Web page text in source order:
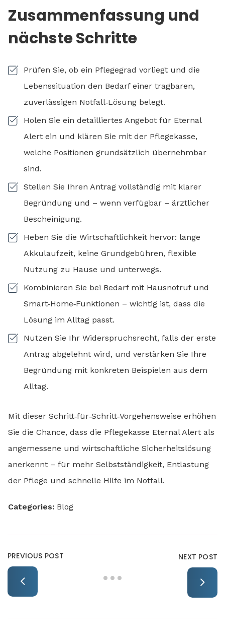
Zusammenfassung und
nächste Schritte
Prüfen Sie, ob ein Pflegegrad vorliegt und die
Lebenssituation den Bedarf einer tragbaren,
zuverlässigen Notfall‑Lösung belegt.
Holen Sie ein detailliertes Angebot für Eternal
Alert ein und klären Sie mit der Pflegekasse,
welche Positionen grundsätzlich übernehmbar
sind.
Stellen Sie Ihren Antrag vollständig mit klarer
Begründung und – wenn verfügbar – ärztlicher
Bescheinigung.
Heben Sie die Wirtschaftlichkeit hervor: lange
Akkulaufzeit, keine Grundgebühren, flexible
Nutzung zu Hause und unterwegs.
Kombinieren Sie bei Bedarf mit Hausnotruf und
Smart‑Home‑Funktionen – wichtig ist, dass die
Lösung im Alltag passt.
Nutzen Sie Ihr Widerspruchsrecht, falls der erste
Antrag abgelehnt wird, und verstärken Sie Ihre
Begründung mit konkreten Beispielen aus dem
Alltag.
Mit dieser Schritt‑für‑Schritt‑Vorgehensweise erhöhen
Sie die Chance, dass die Pflegekasse Eternal Alert als
angemessene und wirtschaftliche Sicherheitslösung
anerkennt – für mehr Selbstständigkeit, Entlastung
der Pflege und schnelle Hilfe im Notfall.
Categories: Blog
PREVIOUS POST NEXT POST